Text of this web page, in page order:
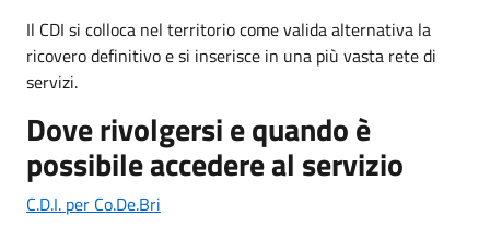
Il CDI si colloca nel territorio come valida alternativa la
ricovero definitivo e si inserisce in una più vasta rete di
servizi.
Dove rivolgersi e quando è
possibile accedere al servizio
C.D.I. per Co.De.Bri